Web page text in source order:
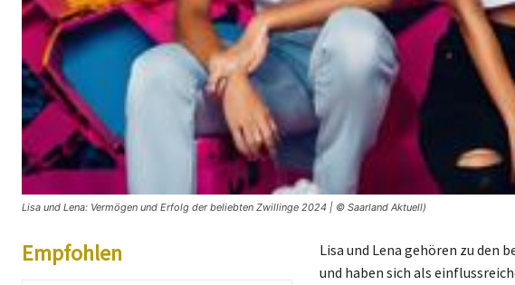
Lisa und Lena: Vermögen und Erfolg der beliebten Zwillinge 2024 | © Saarland Aktuell)
Empfohlen
Lisa und Lena gehören zu
und haben sich als